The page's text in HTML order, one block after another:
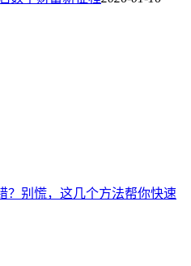
？别慌，这几个方法帮你快速